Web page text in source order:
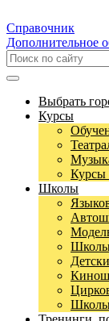
Справочник
Дополнительное
Выбрать
Курсы
Курсы
Школы
Школы
Школы